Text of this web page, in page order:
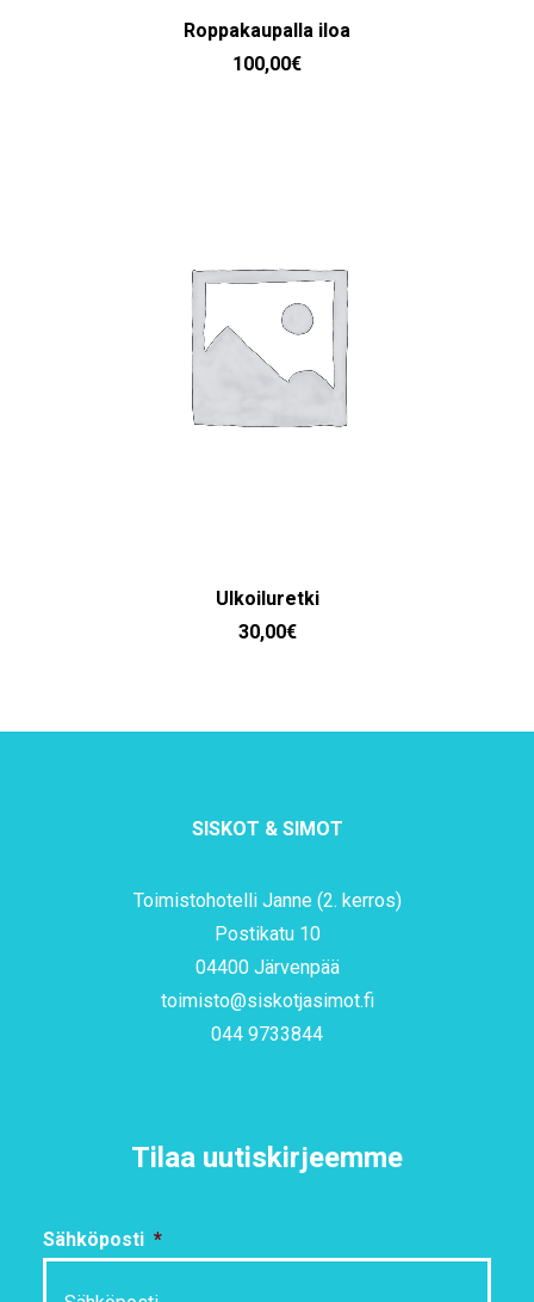
LISÄÄ OSTOSKORIIN
Roppakaupalla iloa
100,00€
LISÄÄ OSTOSKORIIN
Ulkoiluretki
30,00€
SISKOT & SIMOT
Toimistohotelli Janne (2. kerros)
Postikatu 10
04400 Järvenpää
toimisto@siskotjasimot.fi
044 9733844
Tilaa uutiskirjeemme
Sähköposti *